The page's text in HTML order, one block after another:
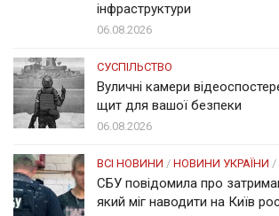
інфраструктури
06.08.2026
СУСПІЛЬСТВО
Вуличні камери
щит для вашої безпеки
06.08.2026
ВСІ НОВИНИ / НОВИНИ УКРАЇНИ /
СБУ повідомила про
який міг наводити на Київ